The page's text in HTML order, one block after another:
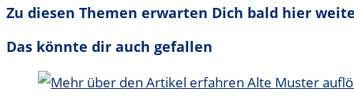
Zu diesen Themen erwarten Dich bald hier
Das könnte dir auch gefallen